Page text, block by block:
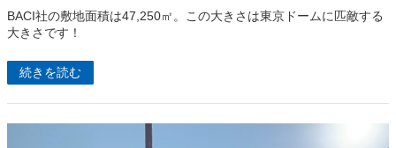
BACI社の敷地面積は47,250㎡。この大きさは東京ドームに匹敵する
大きさです！
続きを読む